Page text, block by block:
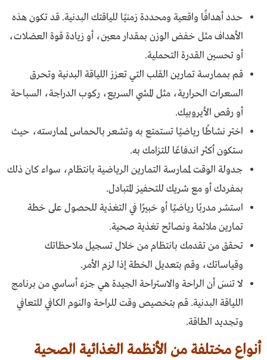
حدد أهدافًا واقعية ومحددة زمنيًا للياقتك البدنية. قد تكون هذه
الأهداف مثل خفض الوزن بمقدار معين، أو زيادة قوة العضلات،
أو تحسين القدرة التحملية.
قم بممارسة تمارين القلب التي تعزز اللياقة البدنية وتحرق
السعرات الحرارية، مثل المشي السريع، ركوب الدراجة، السباحة
أو رقص الأيروبيك.
اختر نشاطًا رياضيًا تستمتع به وتشعر بالحماس لممارسته، حيث
ستكون أكثر اندفاعًا للتزامك به.
جدولة الوقت لممارسة التمارين الرياضية بانتظام، سواء كان ذلك
بمفردك أو مع شريك للتحفيز المتبادل.
استشر مدربًا رياضيًا أو خبيرًا في التغذية للحصول على خطة
تمارين ملائمة ونصائح تغذية صحية.
تحقق من تقدمك بانتظام من خلال تسجيل ملاحظاتك
وقياساتك، وقم بتعديل الخطة إذا لزم الأمر.
لا تنسَ أن الراحة والاستراحة الجيدة هي جزء أساسي من برنامج
اللياقة البدنية. قم بتخصيص وقت للراحة والنوم الكافي للتعافي
وتجديد الطاقة.
أنواع مختلفة من الأنظمة الغذائية الصحية